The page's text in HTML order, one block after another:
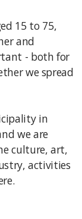
15 to 75,
and
- both for
we spread
in
we are
culture, art,
activities